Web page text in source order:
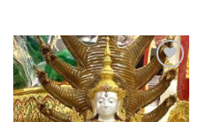
Add to
Wishlist